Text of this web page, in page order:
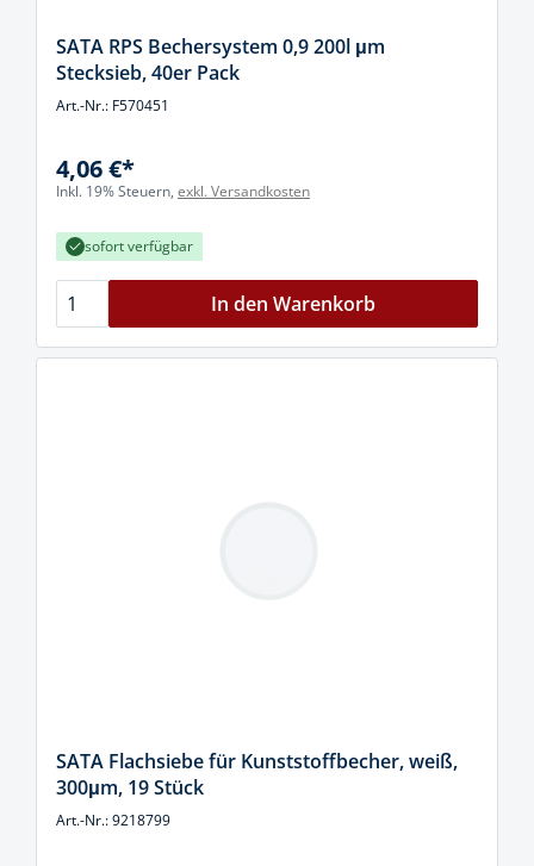
SATA RPS Bechersystem 0,9 200l μm
Stecksieb, 40er Pack
Art.-Nr.: F570451
4,06 €*
Inkl. 19% Steuern, exkl. Versandkosten
sofort verfügbar
In den Warenkorb
SATA Flachsiebe für Kunststoffbecher, weiß,
300μm, 19 Stück
Art.-Nr.: 9218799